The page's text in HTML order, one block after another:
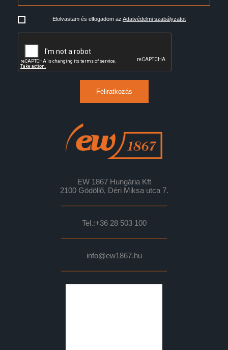
Elolvastam és elfogadom az Adatvédelmi szabályzatot
Feliratkozás
EW 1867 Hungária Kft
2100 Gödöllő, Déri Miksa utca 7.
Tel.:+36 28 503 100
info@ew1867.hu